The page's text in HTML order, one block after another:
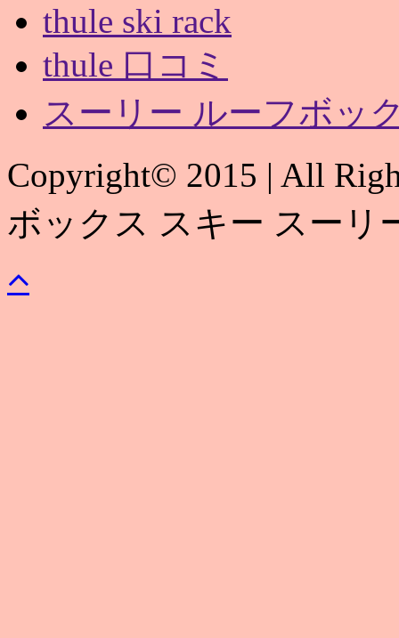
thule ski rack
thule 口コミ
スーリー ルーフボッ
Copyright© 2015 | All
ボックス スキー スーリ